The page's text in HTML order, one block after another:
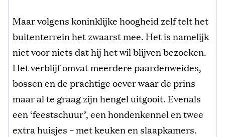
Maar volgens koninklijke hoogheid zelf telt het
buitenterrein het zwaarst mee. Het is namelijk
niet voor niets dat hij het wil blijven bezoeken.
Het verblijf omvat meerdere paardenweides,
bossen en de prachtige oever waar de prins
maar al te graag zijn hengel uitgooit. Evenals
een ‘feestschuur’, een hondenkennel en twee
extra huisjes – met keuken en slaapkamers.